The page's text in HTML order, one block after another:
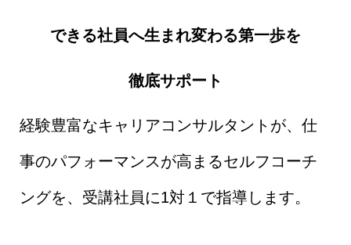
できる社員へ生まれ変わる第一歩を
徹底サポート
経験豊富なキャリアコンサルタントが、仕
事のパフォーマンスが高まるセルフコーチ
ングを、受講社員に1対１で指導します。